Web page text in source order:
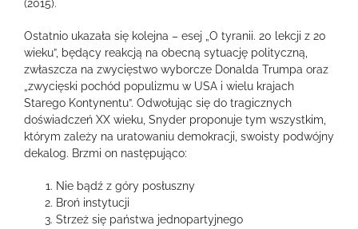
(2015).
Ostatnio ukazała się kolejna – esej „O tyranii. 20 lekcji z 20
wieku”, będący reakcją na obecną sytuację polityczną,
zwłaszcza na zwycięstwo wyborcze Donalda Trumpa oraz
„zwycięski pochód populizmu w USA i wielu krajach
Starego Kontynentu”. Odwołując się do tragicznych
doświadczeń XX wieku, Snyder proponuje tym wszystkim,
którym zależy na uratowaniu demokracji, swoisty podwójny
dekalog. Brzmi on następująco:
Nie bądź z góry posłuszny
Broń instytucji
Strzeż się państwa jednopartyjnego